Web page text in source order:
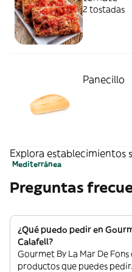
2 tostadas
Panecillo
Explora establecimientos
Mediterránea
Preguntas
¿Qué puedo pedir en
Calafell?
Gourmet By La Mar De
productos que puedes